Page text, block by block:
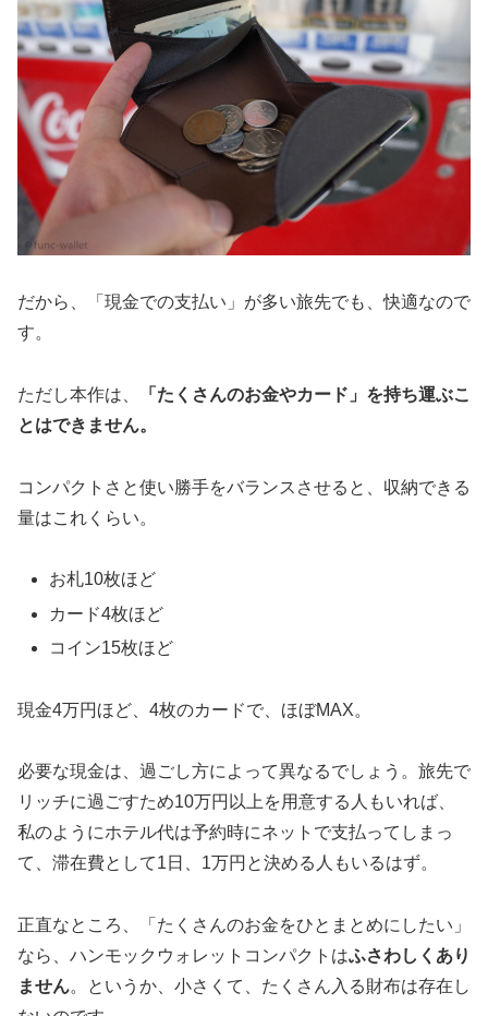
だから、「現金での支払い」が多い旅先でも、快適なので
す。
ただし本作は、
「たくさんのお金やカード」を持ち運ぶこ
とはできません。
コンパクトさと使い勝手をバランスさせると、収納できる
量はこれくらい。
お札10枚ほど
カード4枚ほど
コイン15枚ほど
現金4万円ほど、4枚のカードで、ほぼMAX。
必要な現金は、過ごし方によって異なるでしょう。旅先で
リッチに過ごすため10万円以上を用意する人もいれば、
私のようにホテル代は予約時にネットで支払ってしまっ
て、滞在費として1日、1万円と決める人もいるはず。
正直なところ、「たくさんのお金をひとまとめにしたい」
なら、ハンモックウォレットコンパクトはふさわしくあり
ません。というか、小さくて、たくさん入る財布は存在し